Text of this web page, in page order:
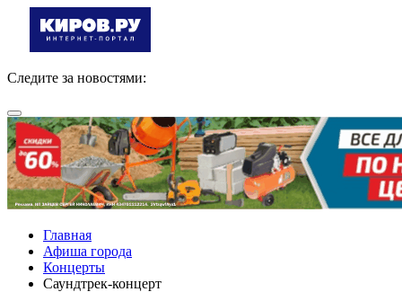
Следите за новостями:
Главная
Афиша города
Концерты
Саундтрек-концерт